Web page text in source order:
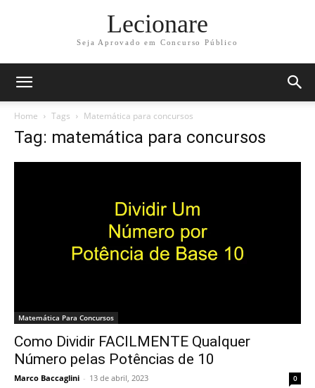
Lecionare
Seja Aprovado em Concurso Público
Home Tags Matemática para concursos
Tag: matemática para concursos
Matemática Para Concursos
Como Dividir FACILMENTE Qualquer
Número pelas Potências de 10
Marco Baccaglini - 13 de abril, 2023 0